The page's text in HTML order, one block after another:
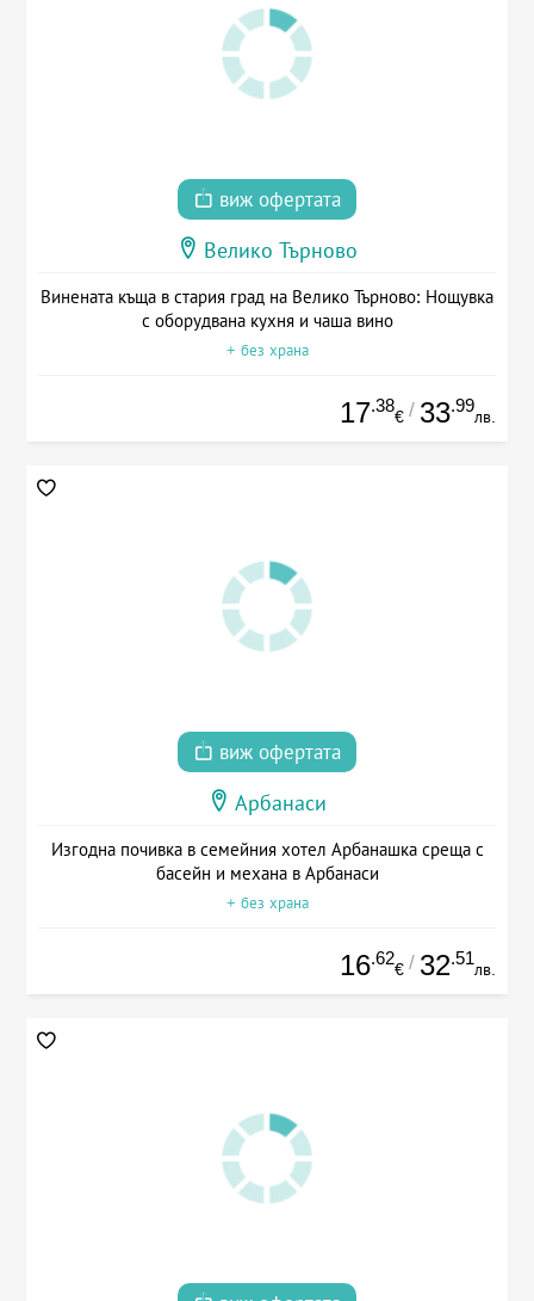
виж офертата
Велико Търново
Винената къща в стария град на Велико Търново: Нощувка
с оборудвана кухня и чаша вино
+ без храна
17.38
€ / 33.99
лв.
виж офертата
Арбанаси
Изгодна почивка в семейния хотел Арбанашка среща с
басейн и механа в Арбанаси
+ без храна
16.62
€ / 32.51
лв.